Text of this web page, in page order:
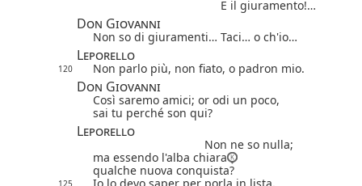
E il giuramento!…
Don Giovanni
Non so di giuramenti… Taci… o ch'io…
Leporello
120 Non parlo più, non fiato, o padron mio.
Don Giovanni
Così saremo amici; or odi un poco,
sai tu perché son qui?
Leporello
Non ne so nulla;
ma essendo l'alba chiara
qualche nuova conquista?